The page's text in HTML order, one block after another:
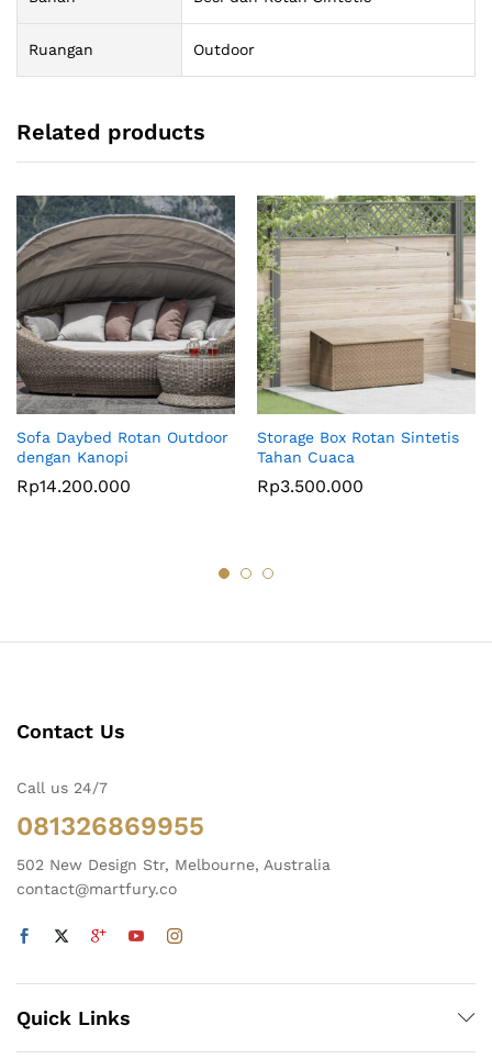
Ruangan Outdoor
Related products
Sofa Daybed Rotan Outdoor
dengan Kanopi
Rp14.200.000
Storage Box Rotan Sintetis
Tahan Cuaca
Rp3.500.000
Contact Us
Call us 24/7
081326869955
502 New Design Str, Melbourne, Australia
contact@martfury.co
Quick Links